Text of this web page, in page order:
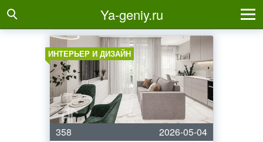
Ya-geniy.ru
ИНТЕРЬЕР И ДИЗАЙН
358
2026-05-04